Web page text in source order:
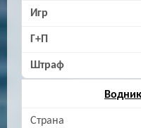
Водник